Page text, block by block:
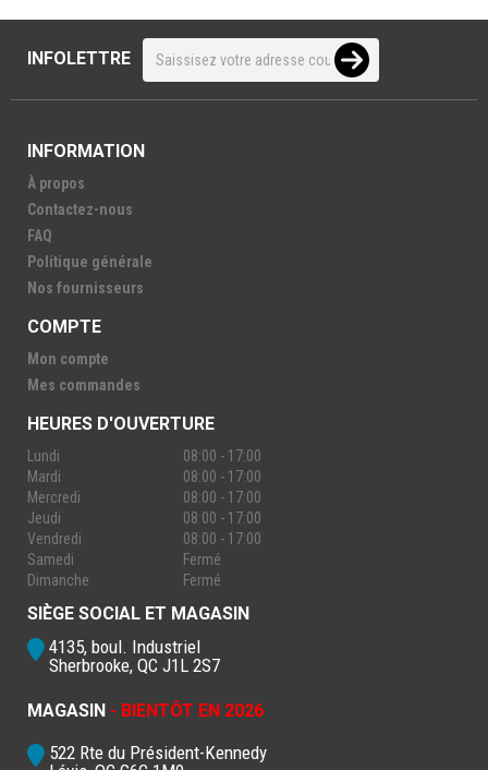
INFOLETTRE
INFORMATION
À propos
Contactez-nous
FAQ
Politique générale
Nos fournisseurs
COMPTE
Mon compte
Mes commandes
HEURES D'OUVERTURE
Lundi
08:00 - 17:00
Mardi
08:00 - 17:00
Mercredi
08:00 - 17:00
Jeudi
08:00 - 17:00
Vendredi
08:00 - 17:00
Samedi
Fermé
Dimanche
Fermé
SIÈGE SOCIAL ET MAGASIN
4135, boul. Industriel
Sherbrooke, QC J1L 2S7
MAGASIN - BIENTÔT EN 2026
522 Rte du Président-Kennedy